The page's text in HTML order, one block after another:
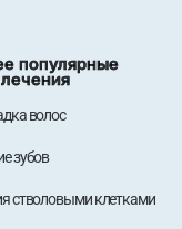
популярные
волос
зубов
стволовыми клетками